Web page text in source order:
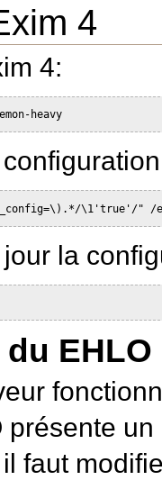
4
4:
heavy
\1'true'/" /
la
EHLO
présente
faut